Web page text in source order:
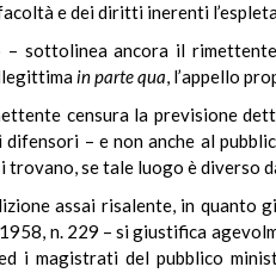
e dei diritti inerenti
sottolinea ancora il
in parte qua, l’appello
censura la previsione
– e non anche al
trovano, se tale luogo è diverso
assai risalente, in quanto
n. 229 – si giustifica
i magistrati del pubblico